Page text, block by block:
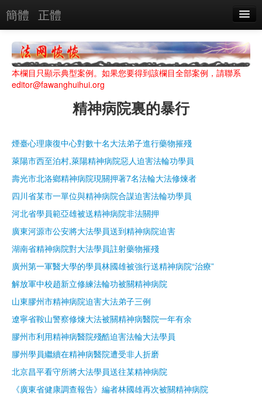
簡體 正體
惡報實例
惡人圖片
搜索
關於
本欄目只顯示典型案例。如果您要得到該欄目全部案例，請聯系
editor@fawanghuihui.org
精神病院裏的暴行
煙臺心理康復中心對數十名大法弟子進行藥物摧殘
萊陽市西至泊村,萊陽精神病院惡人迫害法輪功學員
壽光市北洛鄉精神病院現關押著7名法輪大法修煉者
四川省某市一單位與精神病院合謀迫害法輪功學員
河北省學員範亞雄被送精神病院非法關押
廣東河源市公安將大法學員送到精神病院迫害
湖南省精神病院對大法學員註射藥物摧殘
廣州第一軍醫大學的學員林國雄被強行送精神病院“治療”
解放軍中校趙新立修練法輪功被關精神病院
山東膠州市精神病院迫害大法弟子三例
遼寧省鞍山警察修煉大法被關精神病醫院一年有余
膠州市利用精神病醫院殘酷迫害法輪大法學員
膠州學員繼續在精神病醫院遭受非人折磨
北京昌平看守所將大法學員送往某精神病院
《廣東省健康調查報告》編者林國雄再次被關精神病院